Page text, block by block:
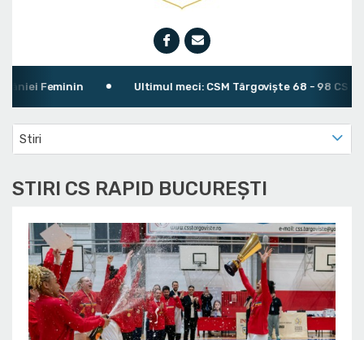
Ultimul meci: CSM Târgoviște 68 - 98 CS Rapid București
Stiri
STIRI CS RAPID BUCUREȘTI